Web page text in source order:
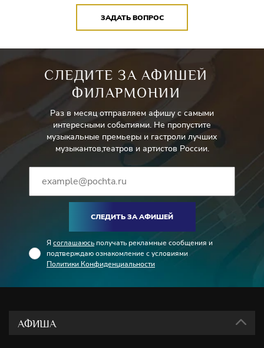
ЗАДАТЬ ВОПРОС
СЛЕДИТЕ ЗА АФИШЕЙ
ФИЛАРМОНИИ
Раз в месяц отправляем афишу с самыми
интересными событиями. Не пропустите
музыкальные премьеры и гастроли лучших
музыкантов,театров и артистов России.
СЛЕДИТЬ ЗА АФИШЕЙ
Я соглашаюсь получать рекламные сообщения и
подтверждаю ознакомление с условиями
Политики Конфиденциальности
АФИША